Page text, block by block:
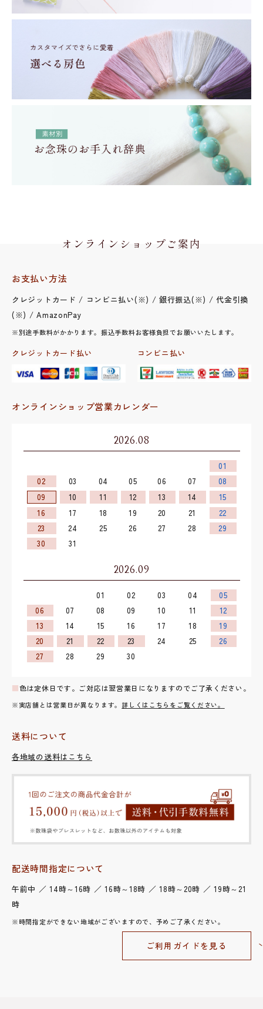
オンラインショップご案内
お支払い方法
クレジットカード / コンビニ払い(※) / 銀行振込(※) / 代金引換
(※) / AmazonPay
※別途手数料がかかります。振込手数料お客様負担でお願いいたします。
クレジットカード払い コンビニ払い
オンラインショップ営業カレンダー
2026.08
01
02
03 04 05 06 07
08
09
10 11 12 13 14
15
16
17 18 19 20 21
22
23
24 25 26 27 28
29
30
31
2026.09
01 02 03 04
05
06
07 08 09 10 11
12
13
14 15 16 17 18
19
20
21 22 23 24 25
26
27
28 29 30
■色は定休日です。ご対応は翌営業日になりますのでご了承ください。
※実店舗とは営業日が異なります。 詳しくはこちらをご覧ください。
送料について
各地域の送料はこちら
配送時間指定について
午前中 ／ 14時～16時 ／ 16時～18時 ／ 18時～20時 ／ 19時～21
時
※時間指定ができない地域がございますので、予めご了承ください。
ご利用ガイドを見る